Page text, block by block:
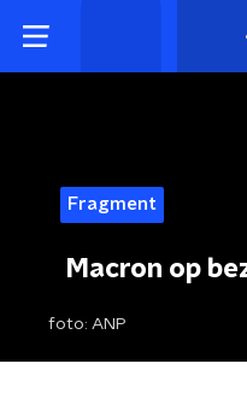
Fragment
Macron op
foto: ANP